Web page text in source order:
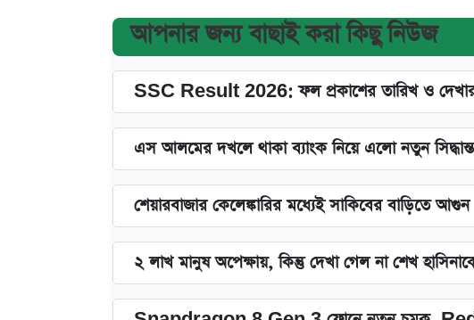
আপনার জন্য বাছাই করা কিছু নিউজ
SSC Result 2026: ফল প্রকাশের তারিখ ও
এস আলমের দখলে থাকা ব্যাংক নিয়ে এলো নতুন সিদ্ধান্ত
শেয়ারবাজার কেলেঙ্কারির মধ্যেই সাকিবের বাড়িতে আগুন
২ লাখ মানুষ অপেক্ষায়, কিন্তু দেখা গেল না শেখ